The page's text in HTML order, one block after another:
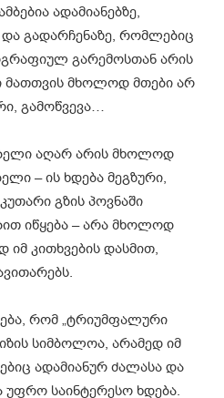
ადამიანებზე,
გადარჩენაზე, რომლებიც
გარემოსთან არის
მათთვის მხოლოდ მთები არ
გამოწვევა…
აღარ არის მხოლოდ
– ის ხდება მეგზური,
გზის პოვნაში
იწყება – არა მხოლოდ
იმ კითხვების დასმით,
რომ „ტრიუმფალური
სიმბოლოა, არამედ იმ
ადამიანურ ძალასა და
უფრო საინტერესო ხდება.